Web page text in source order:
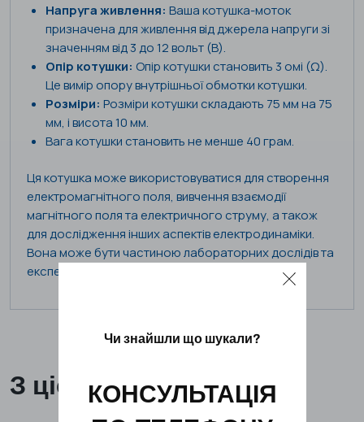
Напруга живлення: Ваша котушка-моток
призначена для живлення від джерела напруги зі
значенням від 3 до 12 вольт (В).
Опір котушки: Опір котушки становить 3 омі (Ω).
Це вимір опору внутрішньої обмотки котушки.
Розміри: Розміри котушки складають 75 мм на 75
мм, і висота 10 мм.
Вага котушки становить не менше 40 грам.
Ця котушка може використовуватися для створення
електромагнітного поля, вивчення взаємодії
магнітного поля та електричного струму, а також
для дослідження інших аспектів електродинаміки.
Вона може бути частиною лабораторних дослідів та
експериментів у кабінеті фізики.
З цієї ж категорії
Чи знайшли що шукали?
КОНСУЛЬТАЦІЯ